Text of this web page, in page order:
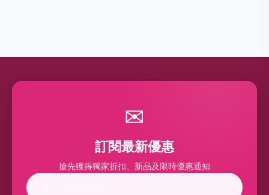
✉
訂閱最新優惠
搶先獲得獨家折扣、新品及限時優惠通知